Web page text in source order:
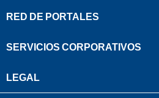
RED DE PORTALES
SERVICIOS CORPORATIVOS
LEGAL